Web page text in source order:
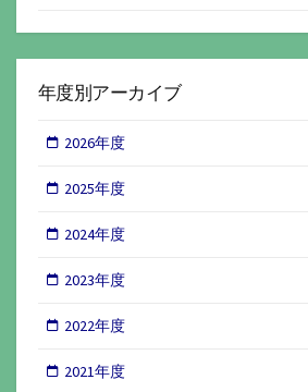
年度別アーカイブ
2026年度
2025年度
2024年度
2023年度
2022年度
2021年度